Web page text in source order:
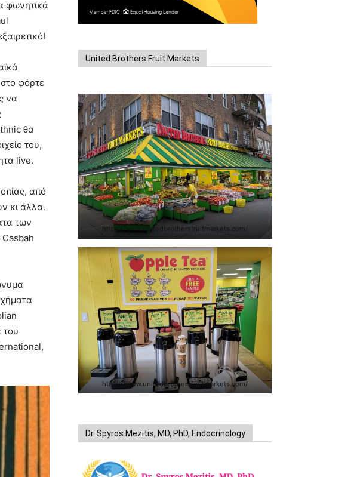
φωνητικά
φόρτε
να
θα
του,
live.
από
κι άλλα.
των
του
United Brothers Fruit Markets
https://www.unitedbrothersfruitmarkets.com/
https://www.unitedbrothersfruitmarkets.com/
Dr. Spyros Mezitis, MD, PhD, Endocrinology